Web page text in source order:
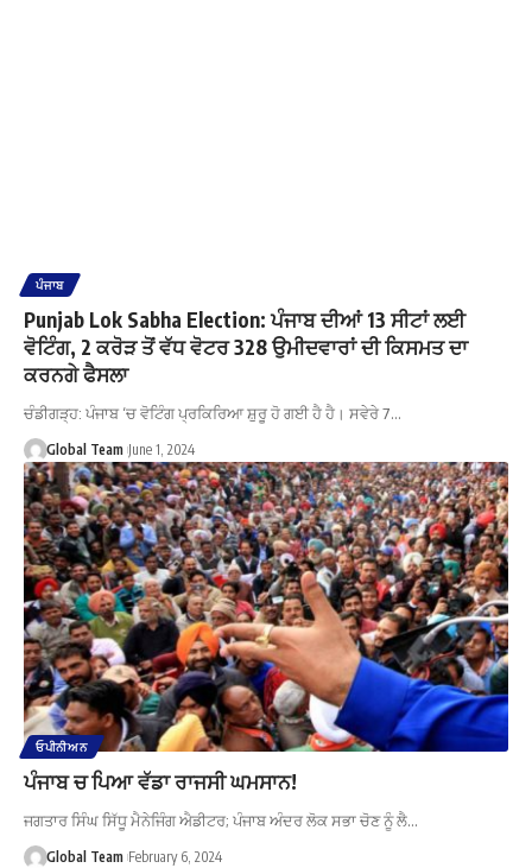
ਪੰਜਾਬ
Punjab Lok Sabha Election: ਪੰਜਾਬ ਦੀਆਂ 13 ਸੀਟਾਂ ਲਈ
ਵੋਟਿੰਗ, 2 ਕਰੋੜ ਤੋਂ ਵੱਧ ਵੋਟਰ 328 ਉਮੀਦਵਾਰਾਂ ਦੀ ਕਿਸਮਤ ਦਾ
ਕਰਨਗੇ ਫੈਸਲਾ
ਚੰਡੀਗੜ੍ਹ: ਪੰਜਾਬ ‘ਚ ਵੋਟਿੰਗ ਪ੍ਰਕਿਰਿਆ ਸ਼ੁਰੂ ਹੋ ਗਈ ਹੈ ਹੈ। ਸਵੇਰੇ 7…
Global Team June 1, 2024
ਓਪੀਨੀਅਨ
ਪੰਜਾਬ ਚ ਪਿਆ ਵੱਡਾ ਰਾਜਸੀ ਘਮਸਾਨ!
ਜਗਤਾਰ ਸਿੰਘ ਸਿੱਧੂ ਮੈਨੇਜਿੰਗ ਐਡੀਟਰ; ਪੰਜਾਬ ਅੰਦਰ ਲੋਕ ਸਭਾ ਚੋਣ ਨੂੰ ਲੈ…
Global Team February 6, 2024